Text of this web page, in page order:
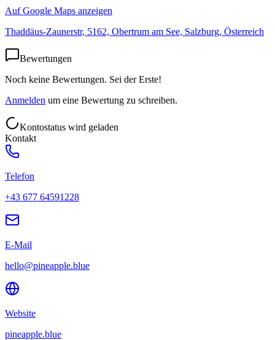
Auf Google Maps anzeigen
Thaddäus-Zaunerstr, 5162, Obertrum am See, Salzburg, Österreich
Bewertungen
Noch keine Bewertungen. Sei der Erste!
Anmelden um eine Bewertung zu schreiben.
Kontostatus wird geladen
Kontakt
Telefon
+43 677 64591228
E-Mail
hello@pineapple.blue
Website
pineapple.blue